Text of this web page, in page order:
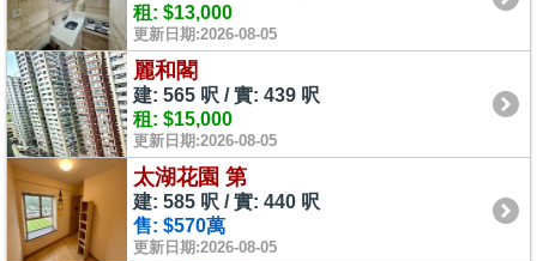
租: $13,000
更新日期:2026-08-05
麗和閣
建: 565 呎 / 實: 439 呎
租: $15,000
更新日期:2026-08-05
太湖花園 第
建: 585 呎 / 實: 440 呎
售: $570萬
更新日期:2026-08-05